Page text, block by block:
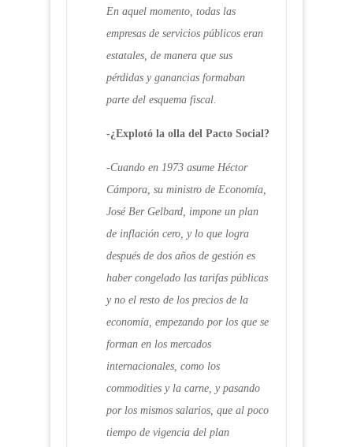
En aquel momento, todas las
empresas de servicios públicos eran
estatales, de manera que sus
pérdidas y ganancias formaban
parte del esquema fiscal.
-¿Explotó la olla del Pacto Social?
-Cuando en 1973 asume Héctor
Cámpora, su ministro de Economía,
José Ber Gelbard, impone un plan
de inflación cero, y lo que logra
después de dos años de gestión es
haber congelado las tarifas públicas
y no el resto de los precios de la
economía, empezando por los que se
forman en los mercados
internacionales, como los
commodities y la carne, y pasando
por los mismos salarios, que al poco
tiempo de vigencia del plan